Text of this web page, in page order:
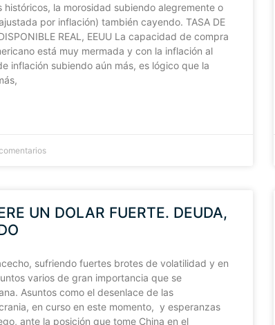
históricos, la morosidad subiendo alegremente o
por inflación) también cayendo. TASA DE
REAL, EEUU La capacidad de compra
está muy mermada y con la inflación al
inflación subiendo aún más, es lógico que la
UN DOLAR FUERTE. DEUDA,
sufriendo fuertes brotes de volatilidad y en
varios de gran importancia que se
Asuntos como el desenlace de las
en curso en este momento, y esperanzas
ante la posición que tome China en el